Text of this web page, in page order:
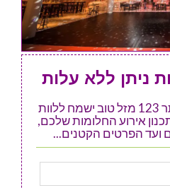
ניתן ללא עלות
מנהל האירועים של אתר 123 מזל טוב ישמח ללוות
אירוע החלומות שלכם,
ועד הפרטים הקטנים...